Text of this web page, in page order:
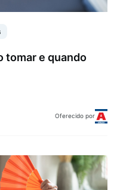
tomar e quando
Oferecido por